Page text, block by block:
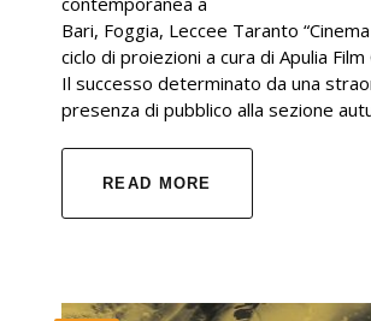
Bari, Foggia, Leccee Taranto
ciclo di proiezioni a cura di Apulia Film
Il successo determinato da una
presenza di pubblico alla sezione
READ MORE